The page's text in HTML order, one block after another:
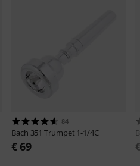
84
Bach 351 Trumpet 1-1/4C
€ 69